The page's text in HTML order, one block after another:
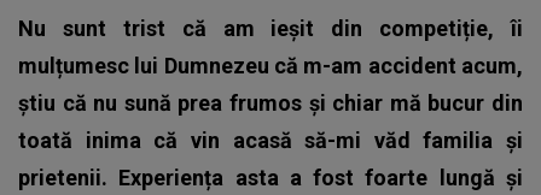
Nu sunt trist că am ieșit din competiție, îi
mulțumesc lui Dumnezeu că m-am accident acum,
știu că nu sună prea frumos și chiar mă bucur din
toată inima că vin acasă să-mi văd familia și
prietenii. Experiența asta a fost foarte lungă și